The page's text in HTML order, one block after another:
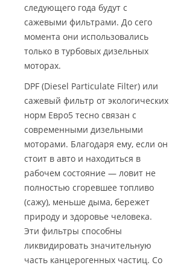
следующего года будут с
сажевыми фильтрами. До сего
момента они использовались
только в турбовых дизельных
моторах.
DPF (Diesel Particulate Filter) или
сажевый фильтр от экологических
норм Евро5 тесно связан с
современными дизельными
моторами. Благодаря ему, если он
стоит в авто и находиться в
рабочем состояние — ловит не
полностью сгоревшее топливо
(сажу), меньше дыма, бережет
природу и здоровье человека.
Эти фильтры способны
ликвидировать значительную
часть канцерогенных частиц. Со